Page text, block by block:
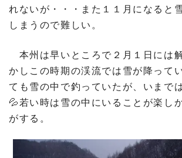
れないが・・・また１１月になると
しまうので難しい。
本州は早いところで２月１日には
かしこの時期の渓流では雪が降って
ても雪の中で釣っていたが、いまで
💦若い時は雪の中にいることが楽し
がする。